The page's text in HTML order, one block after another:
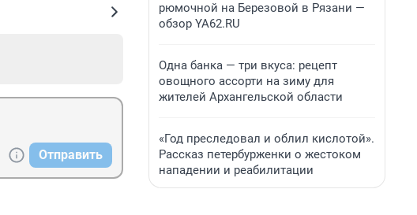
Отправить
рюмочной на Березовой в Рязани —
обзор YA62.RU
Одна банка — три вкуса: рецепт
овощного ассорти на зиму для
жителей Архангельской области
«Год преследовал и облил кислотой».
Рассказ петербурженки о жестоком
нападении и реабилитации